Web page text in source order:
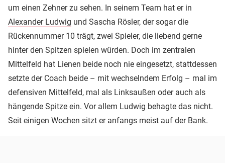
um einen Zehner zu sehen. In seinem Team hat er in
Alexander Ludwig und Sascha Rösler, der sogar die
Rückennummer 10 trägt, zwei Spieler, die liebend gerne
hinter den Spitzen spielen würden. Doch im zentralen
Mittelfeld hat Lienen beide noch nie eingesetzt, stattdessen
setzte der Coach beide – mit wechselndem Erfolg – mal im
defensiven Mittelfeld, mal als Linksaußen oder auch als
hängende Spitze ein. Vor allem Ludwig behagte das nicht.
Seit einigen Wochen sitzt er anfangs meist auf der Bank.